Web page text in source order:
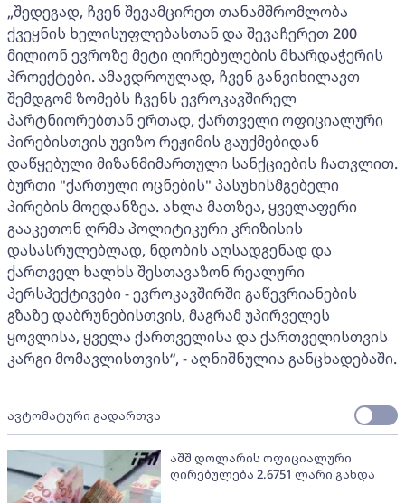
„შედეგად, ჩვენ შევამცირეთ თანამშრომლობა
ქვეყნის ხელისუფლებასთან და შევაჩერეთ 200
მილიონ ევროზე მეტი ღირებულების მხარდაჭერის
პროექტები. ამავდროულად, ჩვენ განვიხილავთ
შემდგომ ზომებს ჩვენს ევროკავშირელ
პარტნიორებთან ერთად, ქართველი ოფიციალური
პირებისთვის უვიზო რეჟიმის გაუქმებიდან
დაწყებული მიზანმიმართული სანქციების ჩათვლით.
ბურთი "ქართული ოცნების" პასუხისმგებელი
პირების მოედანზეა. ახლა მათზეა, ყველაფერი
გააკეთონ ღრმა პოლიტიკური კრიზისის
დასასრულებლად, ნდობის აღსადგენად და
ქართველ ხალხს შესთავაზონ რეალური
პერსპექტივები - ევროკავშირში გაწევრიანების
გზაზე დაბრუნებისთვის, მაგრამ უპირველეს
ყოვლისა, ყველა ქართველისა და ქართველისთვის
კარგი მომავლისთვის“, - აღნიშნულია განცხადებაში.
ავტომატური გადართვა
აშშ დოლარის ოფიციალური
ღირებულება 2.6751 ლარი გახდა